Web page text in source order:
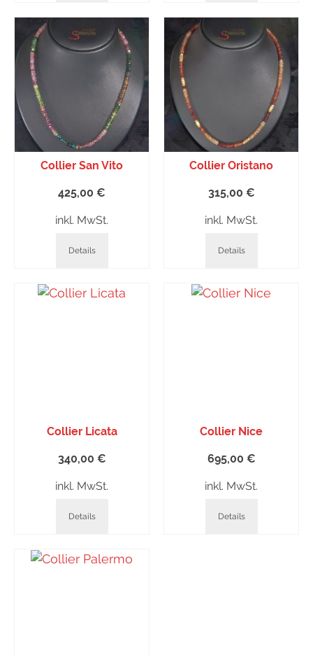
Collier San Vito
425,00 €
inkl. MwSt.
Details
Collier Oristano
315,00 €
inkl. MwSt.
Details
Collier Licata
340,00 €
inkl. MwSt.
Details
Collier Nice
695,00 €
inkl. MwSt.
Details